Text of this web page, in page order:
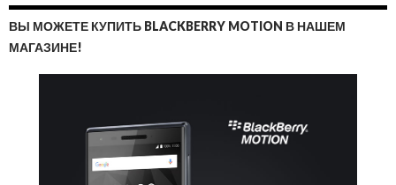
ВЫ МОЖЕТЕ КУПИТЬ BLACKBERRY MOTION В НАШЕМ
МАГАЗИНЕ!